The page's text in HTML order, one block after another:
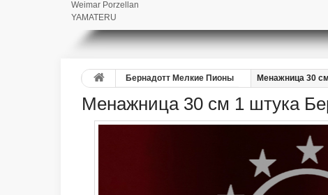
Weimar Porzellan
YAMATERU
Бернадотт Мелкие Пионы Менажница 30
Менажница 30 см 1 штука